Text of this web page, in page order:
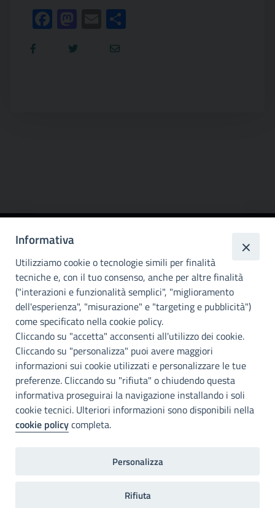
Facebook
Mastodon
Email
Città
metropolitana di
Palermo
INFO E CONTATTI
I nostri canali social
Accessibilità
Città Metropolitana di Palermo si impegna a rendere il proprio sito
web accessibile, conformemente al D.lgs. 10 agosto 2018, n°106
che ha recepito la direttiva UE 2016/2102 del Parlamento euopeo e
del Consiglio.
Dichiarazione di accessibilità
Informativa
Utilizziamo cookie o tecnologie simili per finalità
tecniche e, con il tuo consenso, anche per altre finalità
("interazioni e funzionalità semplici", "miglioramento
dell'esperienza", "misurazione" e "targeting e pubblicità")
come specificato nella cookie policy.
Cliccando su "accetta" acconsenti all'utilizzo dei cookie.
Cliccando su "personalizza" puoi avere maggiori
informazioni sui cookie utilizzati e personalizzare le tue
preferenze. Cliccando su "rifiuta" o chiudendo questa
informativa proseguirai la navigazione installando i soli
cookie tecnici. Ulteriori informazioni sono disponibili nella
cookie policycompleta.
Personalizza
Rifiuta